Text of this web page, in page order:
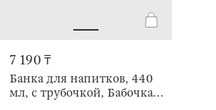
7 190 ₸
Банка для напитков, 440
мл, с трубочкой, Бабочка,